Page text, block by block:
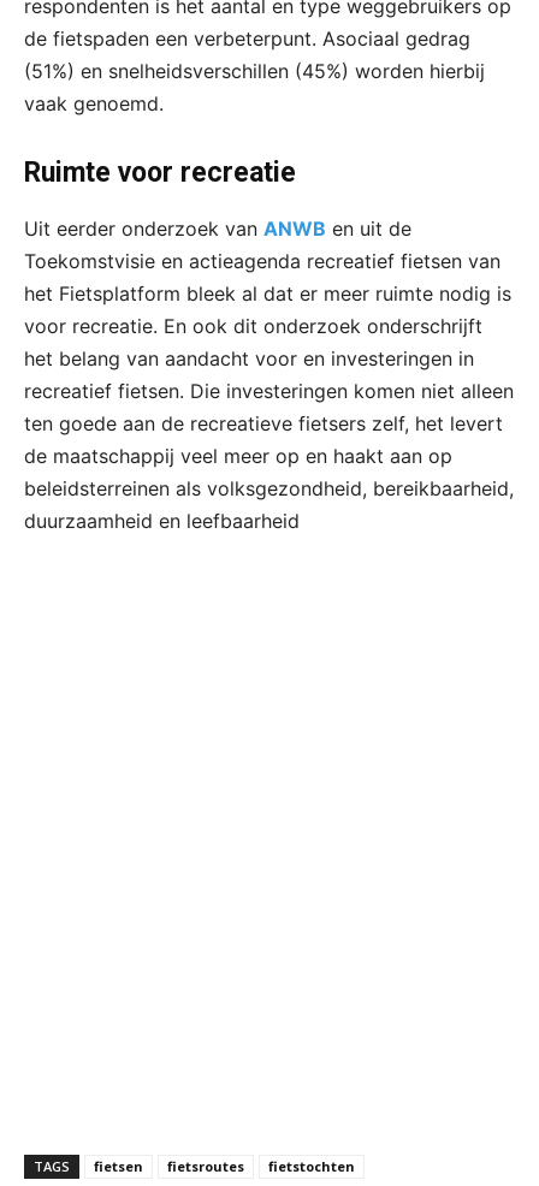
respondenten is het aantal en type weggebruikers op
de fietspaden een verbeterpunt. Asociaal gedrag
(51%) en snelheidsverschillen (45%) worden hierbij
vaak genoemd.
Ruimte voor recreatie
Uit eerder onderzoek van ANWB en uit de
Toekomstvisie en actieagenda recreatief fietsen van
het Fietsplatform bleek al dat er meer ruimte nodig is
voor recreatie. En ook dit onderzoek onderschrijft
het belang van aandacht voor en investeringen in
recreatief fietsen. Die investeringen komen niet alleen
ten goede aan de recreatieve fietsers zelf, het levert
de maatschappij veel meer op en haakt aan op
beleidsterreinen als volksgezondheid, bereikbaarheid,
duurzaamheid en leefbaarheid
TAGS fietsen fietsroutes fietstochten